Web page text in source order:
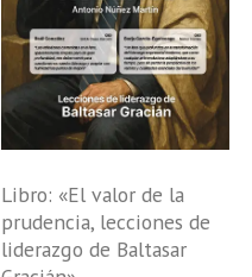
Libro: «El valor de la
prudencia, lecciones de
liderazgo de Baltasar